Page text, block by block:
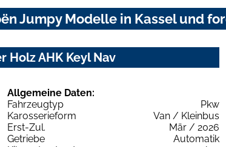
Jumpy Modelle in Kassel und
Holz AHK Keyl Nav
Allgemeine Daten:
Fahrzeugtyp
Pkw
Karosserieform
Van / Kleinbus
Erst-Zul.
Mär / 2026
Getriebe
Automatik